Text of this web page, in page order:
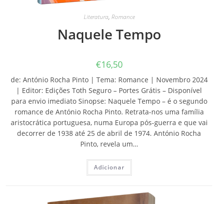
Literatura, Romance
Naquele Tempo
€16,50
de: António Rocha Pinto | Tema: Romance | Novembro 2024
| Editor: Edições Toth Seguro – Portes Grátis – Disponível
para envio imediato Sinopse: Naquele Tempo – é o segundo
romance de António Rocha Pinto. Retrata-nos uma família
aristocrática portuguesa, numa Europa pós-guerra e que vai
decorrer de 1938 até 25 de abril de 1974. António Rocha
Pinto, revela um…
Adicionar